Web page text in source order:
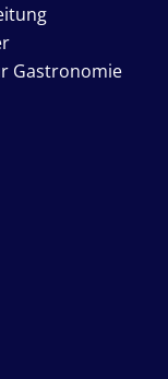
Gastronomie